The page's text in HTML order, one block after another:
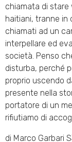
chiamata di stare
haitiani, tranne in
chiamati ad un
interpellare ed
società. Penso
disturba, perché
proprio uscendo
presente nella
portatore di un
rifiutiamo di
di Marco Garbari